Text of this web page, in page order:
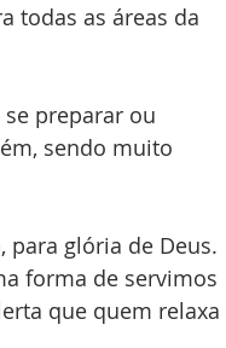
todas as áreas da
preparar ou
sendo muito
para glória de Deus.
forma de servimos
que quem relaxa